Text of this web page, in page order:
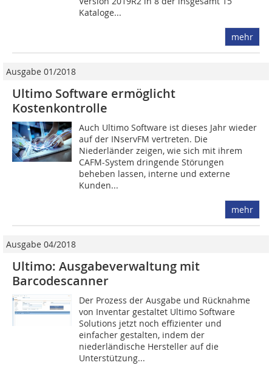
Kataloge...
mehr
Ausgabe 01/2018
Ultimo Software ermöglicht
Kostenkontrolle
Auch Ultimo Software ist dieses Jahr wieder
auf der INservFM vertreten. Die
Niederländer zeigen, wie sich mit ihrem
CAFM-System dringende Störungen
beheben lassen, interne und externe
Kunden...
mehr
Ausgabe 04/2018
Ultimo: Ausgabeverwaltung mit
Barcodescanner
Der Prozess der Ausgabe und Rücknahme
von Inventar gestaltet Ultimo Software
Solutions jetzt noch effizienter und
einfacher gestalten, indem der
niederländische Hersteller auf die
Unterstützung...